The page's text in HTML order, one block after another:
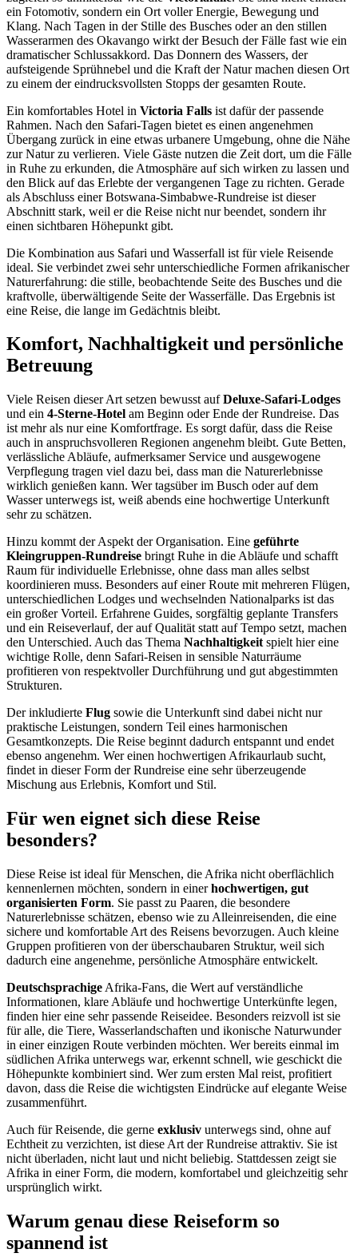
ein Fotomotiv, sondern ein Ort voller Energie, Bewegung und
Klang. Nach Tagen in der Stille des Busches oder an den stillen
Wasserarmen des Okavango wirkt der Besuch der Fälle fast wie ein
dramatischer Schlussakkord. Das Donnern des Wassers, der
aufsteigende Sprühnebel und die Kraft der Natur machen diesen Ort
zu einem der eindrucksvollsten Stopps der gesamten Route.
Ein komfortables Hotel in Victoria Falls ist dafür der passende
Rahmen. Nach den Safari-Tagen bietet es einen angenehmen
Übergang zurück in eine etwas urbanere Umgebung, ohne die Nähe
zur Natur zu verlieren. Viele Gäste nutzen die Zeit dort, um die Fälle
in Ruhe zu erkunden, die Atmosphäre auf sich wirken zu lassen und
den Blick auf das Erlebte der vergangenen Tage zu richten. Gerade
als Abschluss einer Botswana-Simbabwe-Rundreise ist dieser
Abschnitt stark, weil er die Reise nicht nur beendet, sondern ihr
einen sichtbaren Höhepunkt gibt.
Die Kombination aus Safari und Wasserfall ist für viele Reisende
ideal. Sie verbindet zwei sehr unterschiedliche Formen afrikanischer
Naturerfahrung: die stille, beobachtende Seite des Busches und die
kraftvolle, überwältigende Seite der Wasserfälle. Das Ergebnis ist
eine Reise, die lange im Gedächtnis bleibt.
Komfort, Nachhaltigkeit und persönliche
Betreuung
Viele Reisen dieser Art setzen bewusst aufDeluxe-Safari-Lodges
und ein 4-Sterne-Hotel am Beginn oder Ende der Rundreise. Das
ist mehr als nur eine Komfortfrage. Es sorgt dafür, dass die Reise
auch in anspruchsvolleren Regionen angenehm bleibt. Gute Betten,
verlässliche Abläufe, aufmerksamer Service und ausgewogene
Verpflegung tragen viel dazu bei, dass man die Naturerlebnisse
wirklich genießen kann. Wer tagsüber im Busch oder auf dem
Wasser unterwegs ist, weiß abends eine hochwertige Unterkunft
sehr zu schätzen.
Hinzu kommt der Aspekt der Organisation. Eine geführte
Kleingruppen-Rundreise bringt Ruhe in die Abläufe und schafft
Raum für individuelle Erlebnisse, ohne dass man alles selbst
koordinieren muss. Besonders auf einer Route mit mehreren Flügen,
unterschiedlichen Lodges und wechselnden Nationalparks ist das
ein großer Vorteil. Erfahrene Guides, sorgfältig geplante Transfers
und ein Reiseverlauf, der auf Qualität statt auf Tempo setzt, machen
den Unterschied. Auch das Thema Nachhaltigkeit spielt hier eine
wichtige Rolle, denn Safari-Reisen in sensible Naturräume
profitieren von respektvoller Durchführung und gut abgestimmten
Strukturen.
Der inkludierte Flug sowie die Unterkunft sind dabei nicht nur
praktische Leistungen, sondern Teil eines harmonischen
Gesamtkonzepts. Die Reise beginnt dadurch entspannt und endet
ebenso angenehm. Wer einen hochwertigen Afrikaurlaub sucht,
findet in dieser Form der Rundreise eine sehr überzeugende
Mischung aus Erlebnis, Komfort und Stil.
Für wen eignet sich diese Reise
besonders?
Diese Reise ist ideal für Menschen, die Afrika nicht oberflächlich
kennenlernen möchten, sondern in einerhochwertigen, gut
organisierten Form. Sie passt zu Paaren, die besondere
Naturerlebnisse schätzen, ebenso wie zu Alleinreisenden, die eine
sichere und komfortable Art des Reisens bevorzugen. Auch kleine
Gruppen profitieren von der überschaubaren Struktur, weil sich
dadurch eine angenehme, persönliche Atmosphäre entwickelt.
Deutschsprachige Afrika-Fans, die Wert auf verständliche
Informationen, klare Abläufe und hochwertige Unterkünfte legen,
finden hier eine sehr passende Reiseidee. Besonders reizvoll ist sie
für alle, die Tiere, Wasserlandschaften und ikonische Naturwunder
in einer einzigen Route verbinden möchten. Wer bereits einmal im
südlichen Afrika unterwegs war, erkennt schnell, wie geschickt die
Höhepunkte kombiniert sind. Wer zum ersten Mal reist, profitiert
davon, dass die Reise die wichtigsten Eindrücke auf elegante Weise
zusammenführt.
Auch für Reisende, die gerne exklusiv unterwegs sind, ohne auf
Echtheit zu verzichten, ist diese Art der Rundreise attraktiv. Sie ist
nicht überladen, nicht laut und nicht beliebig. Stattdessen zeigt sie
Afrika in einer Form, die modern, komfortabel und gleichzeitig sehr
ursprünglich wirkt.
Warum genau diese Reiseform so
spannend ist